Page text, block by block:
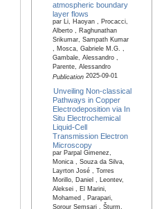
atmospheric boundary
layer flows
par Li, Haoyan , Procacci,
Alberto , Raghunathan
Srikumar, Sampath Kumar
, Mosca, Gabriele M.G. ,
Gambale, Alessandro ,
Parente, Alessandro
Publication2025-09-01
Unveiling Non‐classical
Pathways in Copper
Electrodeposition via In
Situ Electrochemical
Liquid‐Cell
Transmission Electron
Microscopy
par Parpal Gimenez,
Monica , Souza da Silva,
Layrton José , Torres
Morillo, Daniel , Leontev,
Aleksei , El Marini,
Mohamed , Parapari,